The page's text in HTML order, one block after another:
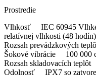
Prostredie
Vlhkosť IEC 60945 Vlhké
relatívnej vlhkosti (48 hodín)
Rozsah prevádzkových
Šokové vibrácie 100 000
Rozsah skladovacích
Odolnosť IPX7 so